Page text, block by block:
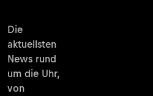
Die
aktuellsten
News rund
um die Uhr,
von